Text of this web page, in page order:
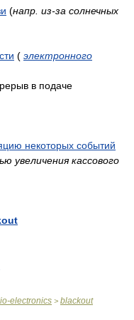
(напр. из-за солнечных
( электронного
в подаче
некоторых событий
увеличения кассового
electronics > blackout